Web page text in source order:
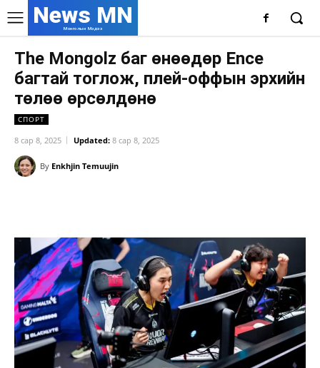
News MN
Монголын Мэдээ
The Mongolz баг өнөөдөр Ence
багтай тоглож, плей-оффын эрхийн
төлөө өрсөлдөнө
СПОРТ
8 сар 8, 2025 Updated: 8 сар 8, 2025
By Enkhjin Temuujin